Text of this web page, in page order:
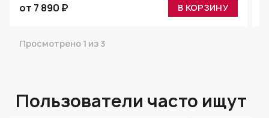
от 7 890 ₽
В КОРЗИНУ
Просмотрено 1 из 3
Пользователи часто ищут